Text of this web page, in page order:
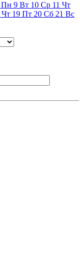
Пн 9 Вт 10 Ср 11 Чт
Чт 19 Пт 20 Сб 21 Вс